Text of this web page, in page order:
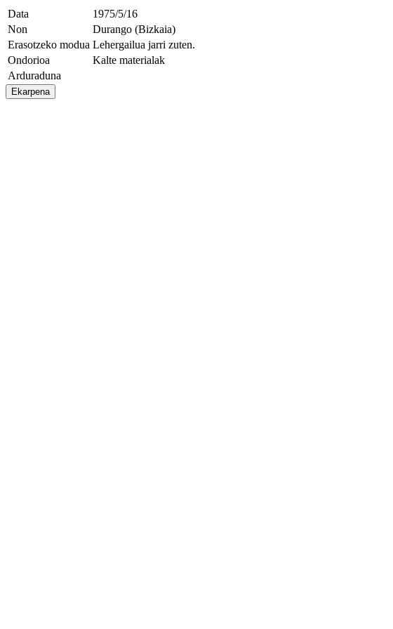
Data
1975/5/16
Non
Durango (Bizkaia)
Erasotzeko modua Lehergailua jarri zuten.
Ondorioa
Kalte materialak
Arduraduna